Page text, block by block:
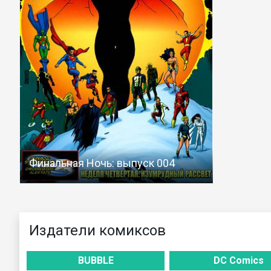
Финальная Ночь: выпуск 004
Издатели комиксов
BUBBLE DC Comics